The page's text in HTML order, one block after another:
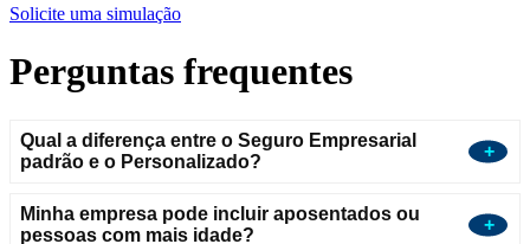
Solicite uma simulação
Perguntas frequentes
Qual a diferença entre o Seguro Empresarial
padrão e o Personalizado?
Minha empresa pode incluir aposentados ou
pessoas com mais idade?